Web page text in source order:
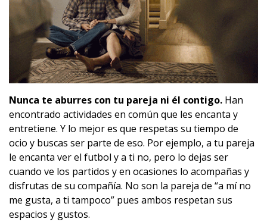
Nunca te aburres con tu pareja ni él contigo. Han
encontrado actividades en común que les encanta y
entretiene. Y lo mejor es que respetas su tiempo de
ocio y buscas ser parte de eso. Por ejemplo, a tu pareja
le encanta ver el futbol y a ti no, pero lo dejas ser
cuando ve los partidos y en ocasiones lo acompañas y
disfrutas de su compañía. No son la pareja de “a mí no
me gusta, a ti tampoco” pues ambos respetan sus
espacios y gustos.